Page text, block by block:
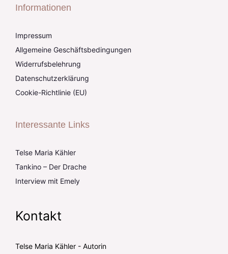
Informationen
Impressum
Allgemeine Geschäftsbedingungen
Widerrufsbelehrung
Datenschutzerklärung
Cookie-Richtlinie (EU)
Interessante Links
Telse Maria Kähler
Tankino – Der Drache
Interview mit Emely
Kontakt
Telse Maria Kähler - Autorin